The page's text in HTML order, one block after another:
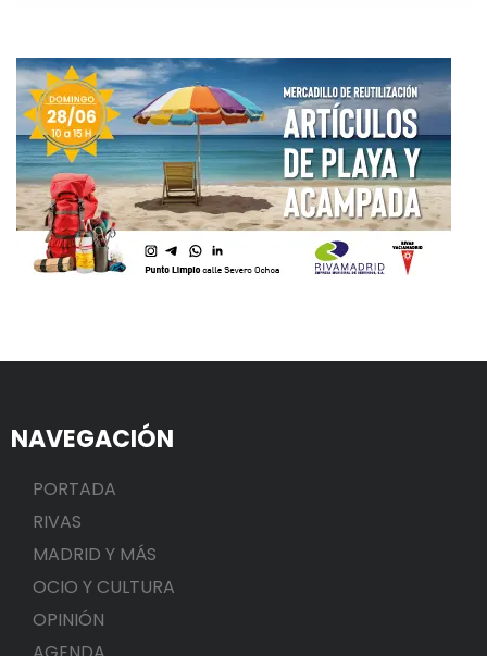
NAVEGACIÓN
PORTADA
RIVAS
MADRID Y MÁS
OCIO Y CULTURA
OPINIÓN